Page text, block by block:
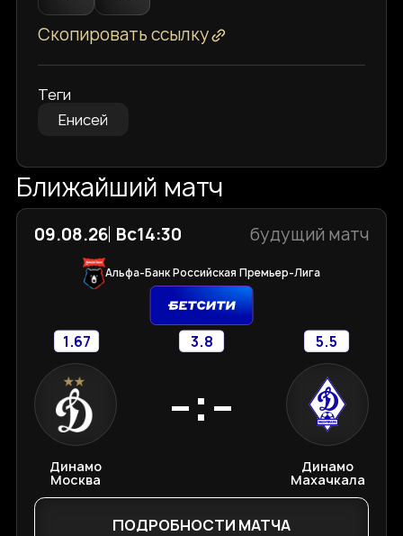
Скопировать ссылку
Теги
Енисей
Ближайший матч
09.08.26 Вс14:30 будущий матч
Альфа-Банк Российская Премьер-Лига
1.67 3.8 5.5
Динамо
Москва
-:-
Динамо
Махачкала
ПОДРОБНОСТИ МАТЧА